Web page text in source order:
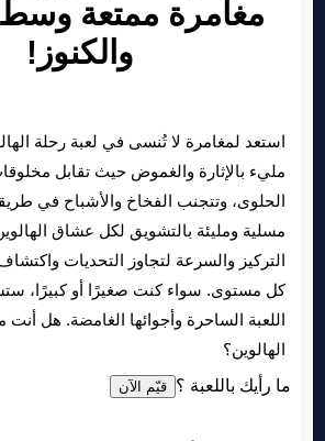
مغامرة ممتعة وسط
والكنوز!
استعد لمغامرة لا تُنسى في لعبة رحلة
مليء بالإثارة والغموض حيث تقابل
الحلوى، وتتجنب الفخاخ والأشباح في
مسلية ومليئة بالتشويق لكل عشاق
التركيز والسرعة لتجاوز التحديات
كل مستوى. سواء كنت صغيرًا أو كبيرًا،
اللعبة الساحرة وأجوائها الغامضة. هل أنت
الهالوين؟
ما رأيك باللعبة ؟ قيّم الآن